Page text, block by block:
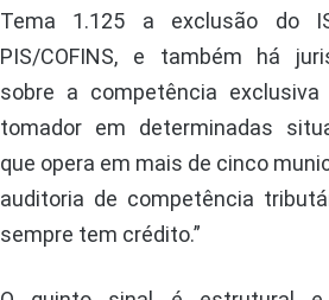
Tema 1.125 a exclusão do
PIS/COFINS, e também há
sobre a competência
tomador em determinadas
que opera em mais de cinco
auditoria de competência
sempre tem crédito.”